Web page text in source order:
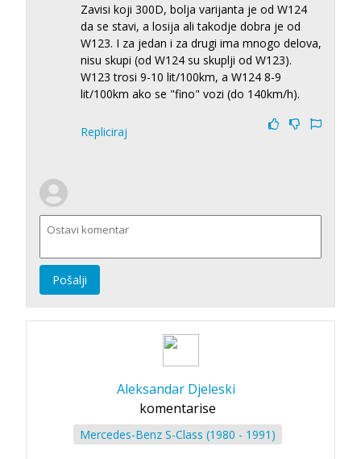
Zavisi koji 300D, bolja varijanta je od W124
da se stavi, a losija ali takodje dobra je od
W123. I za jedan i za drugi ima mnogo delova,
nisu skupi (od W124 su skuplji od W123).
W123 trosi 9-10 lit/100km, a W124 8-9
lit/100km ako se "fino" vozi (do 140km/h).
Repliciraj
Pošalji
Aleksandar Djeleski
komentarise
Mercedes-Benz S-Class (1980 - 1991)